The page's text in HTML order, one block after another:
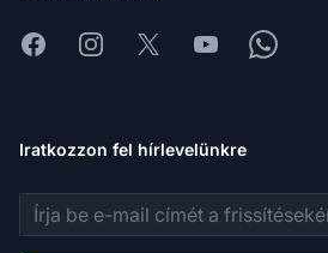
FacebookInstagram
X YoutubeWhatsapp
Iratkozzon fel hírlevelünkre
E-mail cím